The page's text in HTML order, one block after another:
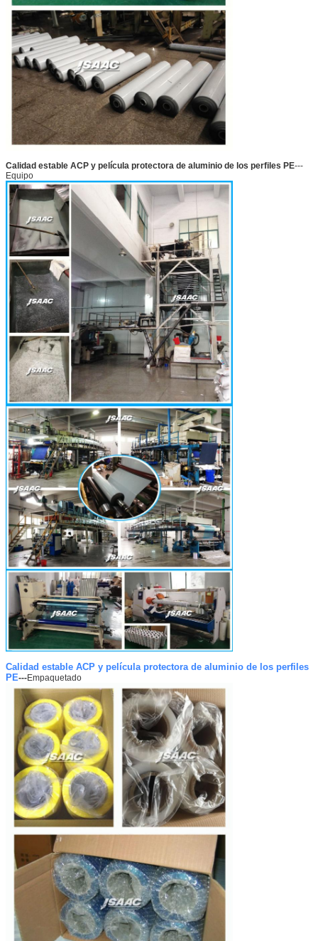
Calidad estable ACP y película protectora de aluminio de los perfiles PE---
Equipo
Calidad estable ACP y película protectora de aluminio de los perfiles
PE---Empaquetado